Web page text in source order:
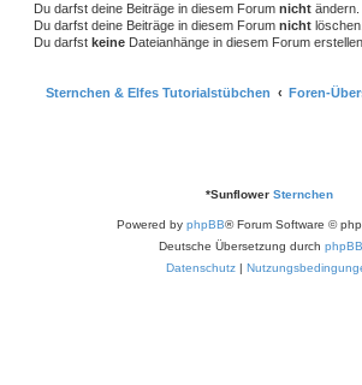
Du darfst deine Beiträge in diesem Forum nicht ändern.
Du darfst deine Beiträge in diesem Forum nicht löschen.
Du darfst keine Dateianhänge in diesem Forum erstellen.
Sternchen & Elfes Tutorialstübchen Foren-
*Sunflower Sternchen
Powered by phpBB® Forum Software ©
Deutsche Übersetzung durch
Datenschutz|